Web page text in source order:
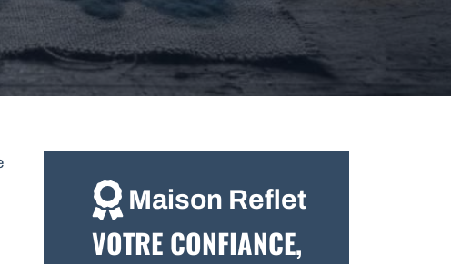
Maison Reflet
VOTRE CONFIANCE,